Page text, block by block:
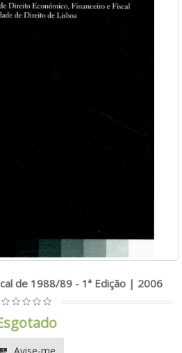
de 1988/89 - 1ª Edição | 2006